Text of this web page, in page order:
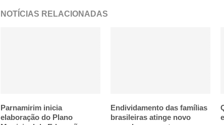
NOTÍCIAS RELACIONADAS
Parnamirim inicia
elaboração do Plano
Endividamento das famílias
brasileiras atinge novo